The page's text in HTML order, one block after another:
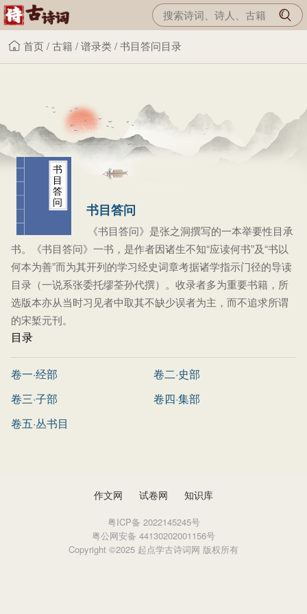
首页/古籍 /谱录类/书目答问目录
书
目
答
问
书目答问
《书目答问》是张之洞撰写的一本举要性目承
书。《书目答问》一书，是作者因诸生不知“应读何书”及“书以
何本为善”而为其开列的学习经史词章考据诸学指示门径的导读
目录（一说系张委托缪荃孙代撰）。收录者多为重要书籍，所
选版本亦从当时习见者中取其不缺少误者为主，而不追求所谓
的宋椠元刊。
目录
卷一·经部
卷二·史部
卷三·子部
卷四·集部
卷五·丛书目
作文网 试卷网 知识库
粤ICP备 2022145245号
粤公网安备 44130202001156号
Copyright ©2025 起点学古诗词网 版权所有